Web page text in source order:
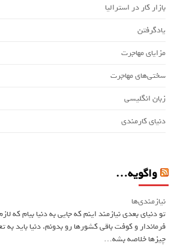
بازار کار در استرالیا
یادگرفتن
مزایای مهاجرت
سختی‌های مهاجرت
زبان انگلیسی
دنیای کارمندی
واگویه…
نیازمندی‌ها
تو دنیای بعدی نیازمند اینم که جایی به دنیا بیام که
فرماندار و کوفت باقی کشورها رو بدونم. دنیا باید به
چیزها خلاصه بشه…